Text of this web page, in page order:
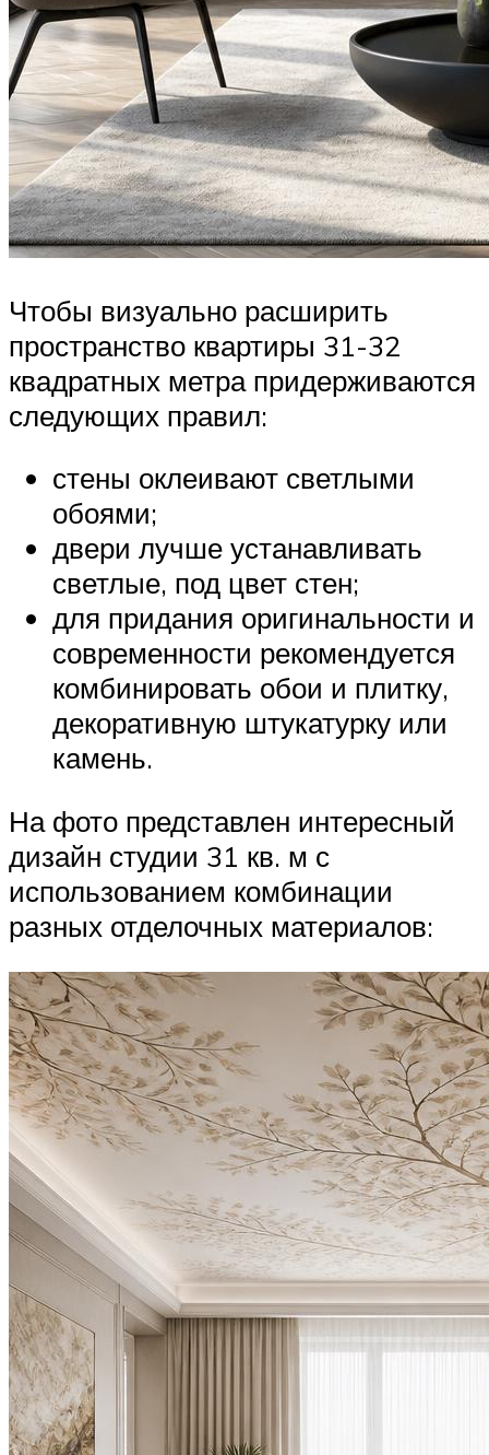
Чтобы визуально расширить
пространство квартиры 31-32
квадратных метра придерживаются
следующих правил:
стены оклеивают светлыми
обоями;
двери лучше устанавливать
светлые, под цвет стен;
для придания оригинальности и
современности рекомендуется
комбинировать обои и плитку,
декоративную штукатурку или
камень.
На фото представлен интересный
дизайн студии 31 кв. м с
использованием комбинации
разных отделочных материалов: